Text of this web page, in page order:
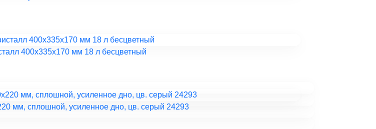
400х335х170 мм 18 л бесцветный
мм, сплошной, усиленное дно, цв. серый 24293